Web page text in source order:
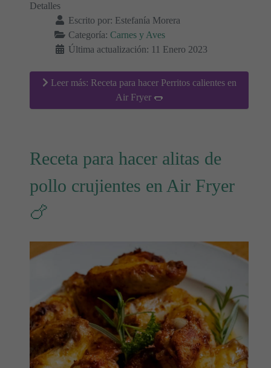
Detalles
Escrito por: Estefanía Morera
Categoría: Carnes y Aves
Última actualización: 11 Enero 2023
Leer más: Receta para hacer Perritos calientes en
Air Fryer 🌭
Receta para hacer alitas de
pollo crujientes en Air Fryer
🍗